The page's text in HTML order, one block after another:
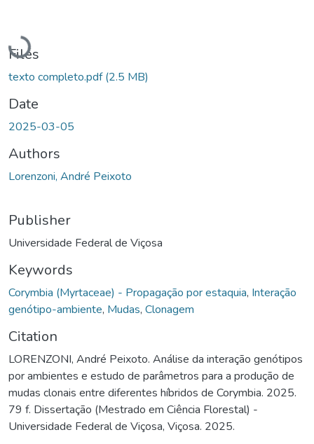
Loading...
Files
texto completo.pdf(2.5 MB)
Date
2025-03-05
Authors
Lorenzoni, André Peixoto
Publisher
Universidade Federal de Viçosa
Keywords
Corymbia (Myrtaceae) - Propagação por estaquia, Interação
genótipo-ambiente, Mudas, Clonagem
Citation
LORENZONI, André Peixoto. Análise da interação genótipos
por ambientes e estudo de parâmetros para a produção de
mudas clonais entre diferentes híbridos de Corymbia. 2025.
79 f. Dissertação (Mestrado em Ciência Florestal) -
Universidade Federal de Viçosa, Viçosa. 2025.